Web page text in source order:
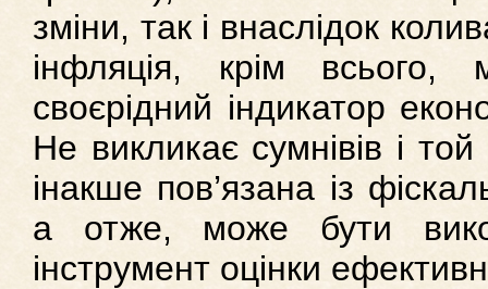
зміни, так і внаслідок
інфляція, крім всього,
своєрідний індикатор
Не викликає сумнівів і
інакше пов’язана із
а отже, може бути
інструмент оцінки